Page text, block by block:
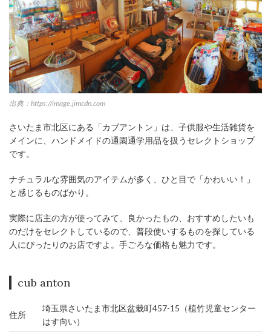
出典：https://image.jimcdn.com
さいたま市北区にある「カブアントン」は、子供服や生活雑貨を
メインに、ハンドメイドの通園通学用品を扱うセレクトショップ
です。
ナチュラルな雰囲気のアイテムが多く、ひと目で「かわいい！」
と感じるものばかり。
実際に店主の方が使ってみて、良かったもの、おすすめしたいも
のだけをセレクトしているので、普段使いするものを探している
人にぴったりのお店ですよ。手ごろな価格も魅力です。
cub anton
住所
埼玉県さいたま市北区盆栽町457-15（植竹児童センター
はす向い）